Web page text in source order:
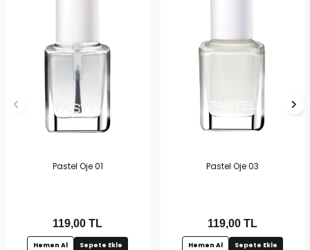
Pastel Oje 01
119,00 TL
Hemen Al Sepete Ekle
Pastel Oje 03
119,00TL
Hemen Al Sepete Ekle